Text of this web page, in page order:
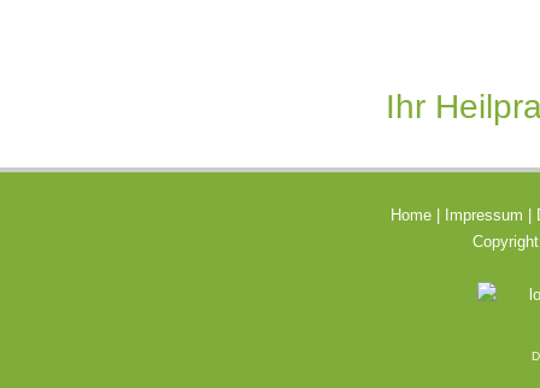
Ihr
Home Impressum